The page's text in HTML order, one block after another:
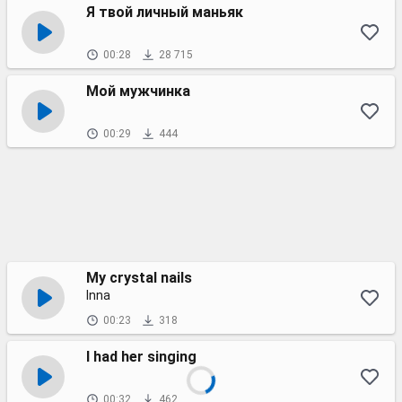
Я твой личный маньяк
00:28 28 715
Мой мужчинка
00:29 444
My crystal nails
Inna
00:23 318
I had her singing
00:32 462